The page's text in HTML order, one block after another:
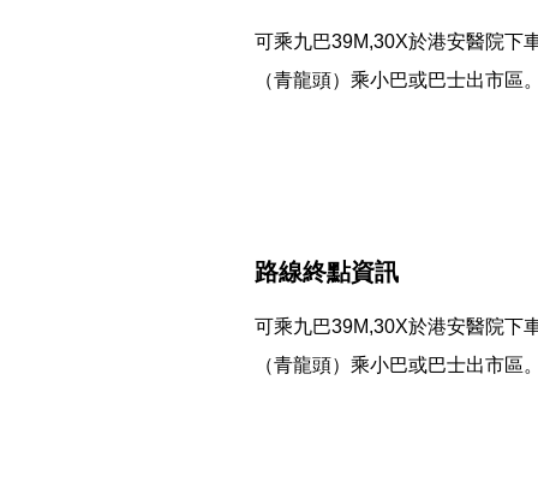
可乘九巴39M,30X於港安醫院下
（青龍頭）乘小巴或巴士出市區
可乘九巴39M,30X於港安醫院下
（青龍頭）乘小巴或巴士出市區
路線終點資訊